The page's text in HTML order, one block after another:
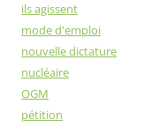
ils agissent
mode d'emploi
nouvelle dictature
nucléaire
OGM
pétition